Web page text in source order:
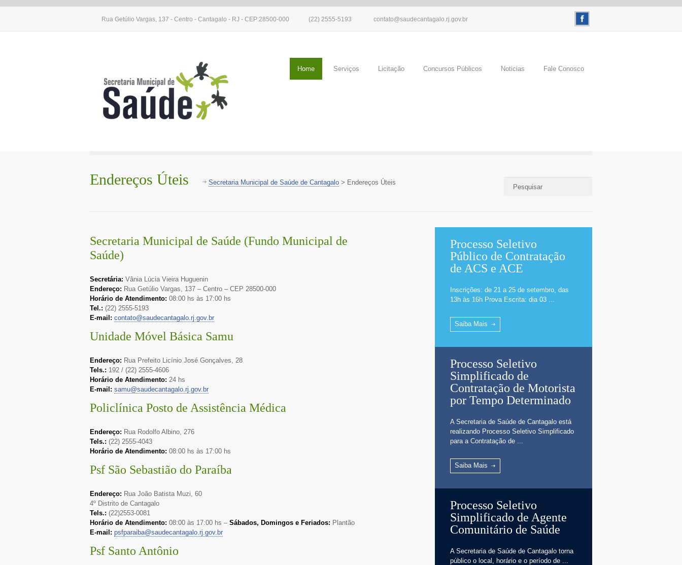
Rua Getúlio Vargas, 137 - Centro - Cantagalo - RJ - CEP:28500-000 (22) 2555-5193 contato@saudecantagalo.rj.gov.br
Home Serviços Licitação Concursos Públicos Noticias Fale Conosco
Endereços Úteis Secretaria Municipal de Saúde de Cantagalo > Endereços Úteis
Secretaria Municipal de Saúde (Fundo Municipal de
Saúde)
Secretária: Vânia Lúcia Vieira Huguenin
Endereço: Rua Getúlio Vargas, 137 – Centro – CEP 28500-000
Horário de Atendimento: 08:00 hs às 17:00 hs
Tel.: (22) 2555-5193
E-mail: contato@saudecantagalo.rj.gov.br
Unidade Móvel Básica Samu
Endereço: Rua Prefeito Licínio José Gonçalves, 28
Tels.: 192 / (22) 2555-4606
Horário de Atendimento: 24 hs
E-mail: samu@saudecantagalo.rj.gov.br
Policlínica Posto de Assistência Médica
Endereço: Rua Rodolfo Albino, 276
Tels.: (22) 2555-4043
Horário de Atendimento: 08:00 hs às 17:00 hs
Psf São Sebastião do Paraíba
Endereço: Rua João Batista Muzi, 60
4º Distrito de Cantagalo
Tels.: (22)2553-0081
Horário de Atendimento: 08:00 às 17:00 hs – Sábados, Domingos e Feriados: Plantão
E-mail: psfparaiba@saudecantagalo.rj.gov.br
Psf Santo Antônio
Processo Seletivo
Público de Contratação
de ACS e ACE
Inscrições: de 21 a 25 de setembro, das
13h às 16h Prova Escrita: dia 03 ...
Saiba Mais
Processo Seletivo
Simplificado de
Contratação de Motorista
por Tempo Determinado
A Secretaria de Saúde de Cantagalo está
realizando Processo Seletivo Simplificado
para a Contratação de ...
Saiba Mais
Processo Seletivo
Simplificado de Agente
Comunitário de Saúde
A Secretaria de Saúde de Cantagalo torna
público o local, horário e o período de ...